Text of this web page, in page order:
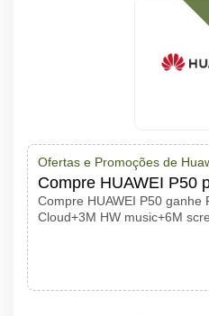
Ofertas e Promoções de
Compre HUAWEI P50
Compre HUAWEI P50 ganhe
Cloud+3M HW music+6M